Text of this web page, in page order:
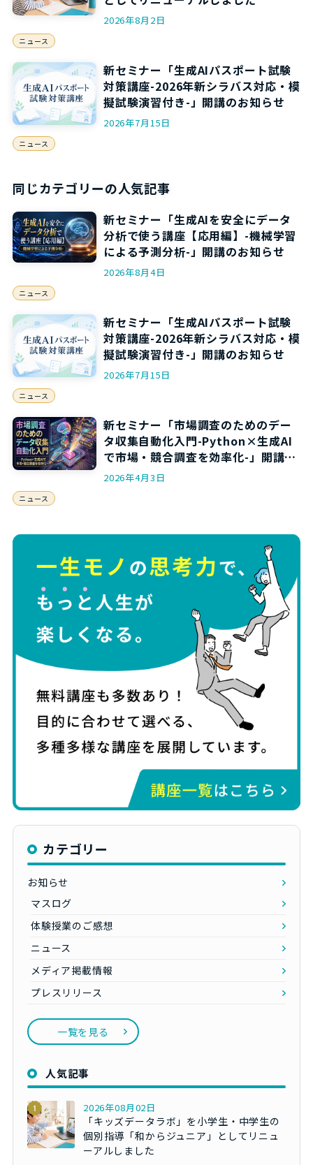
2026年8月2日
ニュース
新セミナー「生成AIパスポート試験
対策講座-2026年新シラバス対応・模
擬試験演習付き-」開講のお知らせ
2026年7月15日
ニュース
同じカテゴリーの人気記事
新セミナー「生成AIを安全にデータ
分析で使う講座【応用編】-機械学習
による予測分析-」開講のお知らせ
2026年8月4日
ニュース
新セミナー「生成AIパスポート試験
対策講座-2026年新シラバス対応・模
擬試験演習付き-」開講のお知らせ
2026年7月15日
ニュース
新セミナー「市場調査のためのデー
タ収集自動化入門-Python×生成AI
で市場・競合調査を効率化-」開講の
お知らせ
2026年4月3日
ニュース
カテゴリー
お知らせ
マスログ
体験授業のご感想
ニュース
メディア掲載情報
プレスリリース
一覧を見る
人気記事
2026年08月02日
「キッズデータラボ」を小学生・中学生の
個別指導「和からジュニア」としてリニュ
ーアルしました